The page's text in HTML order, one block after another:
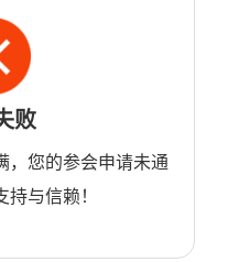
败
，您的参会申请未通
与信赖！